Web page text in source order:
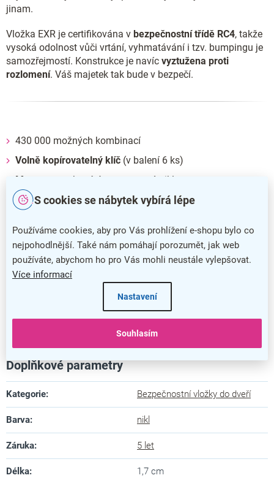
S cookies se nábytek vybírá lépe
Používáme cookies, aby pro Vás prohlížení e-shopu bylo co
nejpohodlnější. Také nám pomáhají porozumět, jak web
používáte, abychom ho pro Vás mohli neustále vylepšovat.
Více informací
Nastavení
Souhlasím
jinam.
Vložka EXR je certifikována v bezpečnostní třídě RC4, takže
vysoká odolnost vůči vrtání, vyhmatávání i tzv. bumpingu je
samozřejmostí. Konstrukce je navíc vyztužena proti
rozlomení. Váš majetek tak bude v bezpečí.
430 000 možných kombinací
Volně kopírovatelný klíč (v balení 6 ks)
Mosaz
, povrchová úprava matný nikl
Montážní šrouby jsou součástí balení
Bezpečnostní vložka RC4 EXR
Doplňkové parametry
Kategorie: Bezpečnostní vložky do dveří
Barva: nikl
Záruka: 5 let
Délka: 1,7 cm